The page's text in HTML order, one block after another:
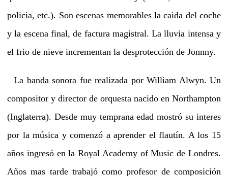
policia, etc.). Son escenas memorables la caida del coche
y la escena final, de factura magistral. La lluvia intensa y
el frio de nieve incrementan la desprotección de Jonnny.
La banda sonora fue realizada por William Alwyn. Un
compositor y director de orquesta nacido en Northampton
(Inglaterra). Desde muy temprana edad mostró su interes
por la música y comenzó a aprender el flautín. A los 15
años ingresó en la Royal Academy of Music de Londres.
Años mas tarde trabajó como profesor de composición